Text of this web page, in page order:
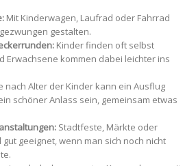
Mit Kinderwagen, Laufrad oder Fahrrad
gestalten.
Kinder finden oft selbst
Erwachsene kommen dabei leichter ins
nach Alter der Kinder kann ein Ausflug
schöner Anlass sein, gemeinsam etwas
Stadtfeste, Märkte oder
geeignet, wenn man sich noch nicht